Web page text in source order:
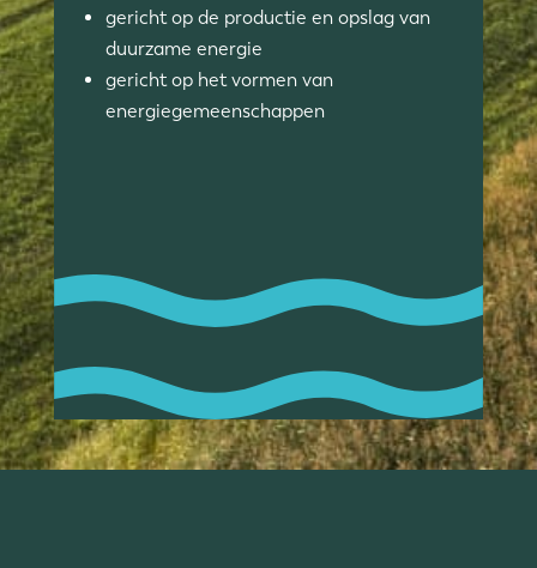
gericht op de productie en opslag van
duurzame energie
gericht op het vormen van
energiegemeenschappen